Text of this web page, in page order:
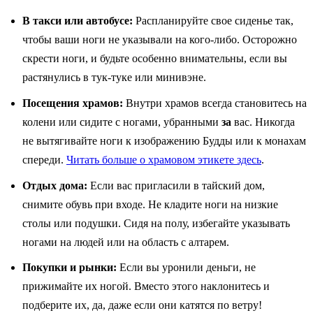
В такси или автобусе: Распланируйте свое сиденье так,
чтобы ваши ноги не указывали на кого-либо. Осторожно
скрести ноги, и будьте особенно внимательны, если вы
растянулись в тук-туке или минивэне.
Посещения храмов: Внутри храмов всегда становитесь на
колени или сидите с ногами, убранными за вас. Никогда
не вытягивайте ноги к изображению Будды или к монахам
спереди. Читать больше о храмовом этикете здесь.
Отдых дома: Если вас пригласили в тайский дом,
снимите обувь при входе. Не кладите ноги на низкие
столы или подушки. Сидя на полу, избегайте указывать
ногами на людей или на область с алтарем.
Покупки и рынки: Если вы уронили деньги, не
прижимайте их ногой. Вместо этого наклонитесь и
подберите их, да, даже если они катятся по ветру!